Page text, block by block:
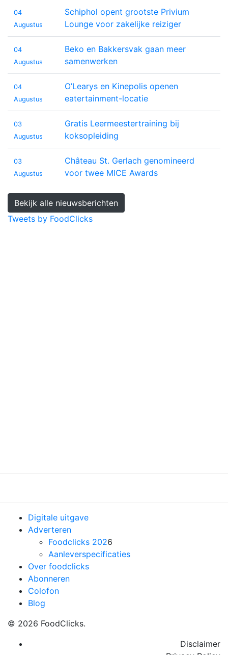
04
Augustus
Schiphol opent grootste Privium
Lounge voor zakelijke reiziger
04
Augustus
Beko en Bakkersvak gaan meer
samenwerken
04
Augustus
O’Learys en Kinepolis openen
eatertainment-locatie
03
Augustus
Gratis Leermeestertraining bij
koksopleiding
03
Augustus
Château St. Gerlach genomineerd
voor twee MICE Awards
Bekijk alle nieuwsberichten
Tweets by FoodClicks
Digitale uitgave
Adverteren
Foodclicks 2026
Aanleverspecificaties
Over foodclicks
Abonneren
Colofon
Blog
© 2026 FoodClicks.
Disclaimer